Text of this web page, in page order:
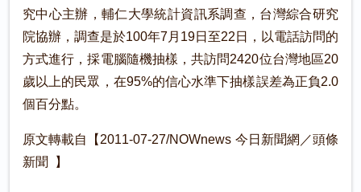
究中心主辦，輔仁大學統計資訊系調查，台灣綜合研究
院協辦，調查是於100年7月19日至22日，以電話訪問的
方式進行，採電腦隨機抽樣，共訪問2420位台灣地區20
歲以上的民眾，在95%的信心水準下抽樣誤差為正負2.0
個百分點。
原文轉載自【2011-07-27/NOWnews 今日新聞網／頭條
新聞 】